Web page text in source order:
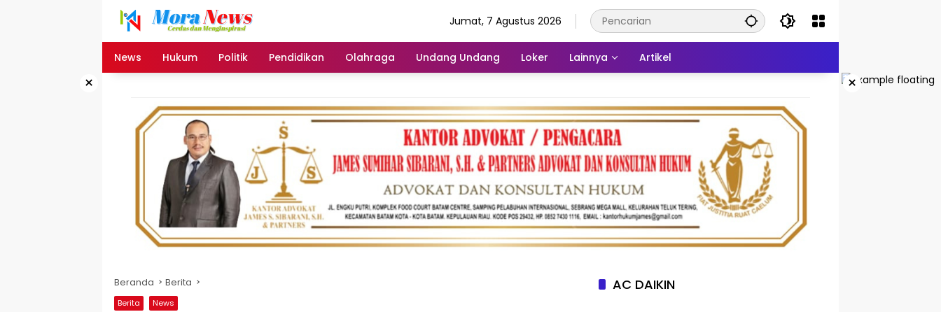
Jumat, 7 Agustus 2026
News Hukum Politik Pendidikan Olahraga Undang Undang Loker Lainnya Artikel
× ×
Beranda Berita
Berita News
AC DAIKIN